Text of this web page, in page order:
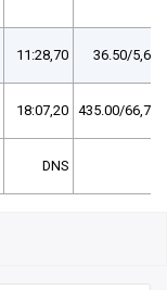
11:28,70 36.50/5,6
18:07,20 435.00/66,7
DNS